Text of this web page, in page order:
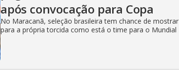
após convocação para Copa
No Maracanã, seleção brasileira tem chance de mostrar
para a própria torcida como está o time para o Mundial